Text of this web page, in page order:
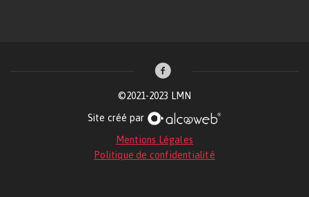
©2021-2023 LMN
Site créé par
Mentions Légales
Politique de confidentialité